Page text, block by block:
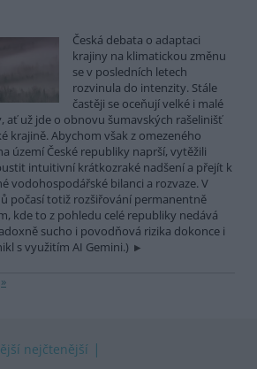
Česká debata o adaptaci
krajiny na klimatickou změnu
se v posledních letech
rozvinula do intenzity. Stále
častěji se oceňují velké i malé
ať už jde o obnovu šumavských rašelinišť
krajině. Abychom však z omezeného
území České republiky naprší, vytěžili
intuitivní krátkozraké nadšení a přejít k
vodohospodářské bilanci a rozvaze. V
počasí totiž rozšiřování permanentně
kde to z pohledu celé republiky nedává
sucho i povodňová rizika dokonce i
s využitím AI Gemini.)
»
nejčtenější